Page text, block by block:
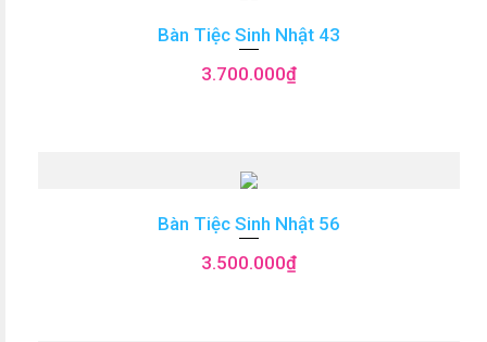
Bàn Tiệc Sinh Nhật 43
3.700.000₫
Bàn Tiệc Sinh Nhật 56
3.500.000₫